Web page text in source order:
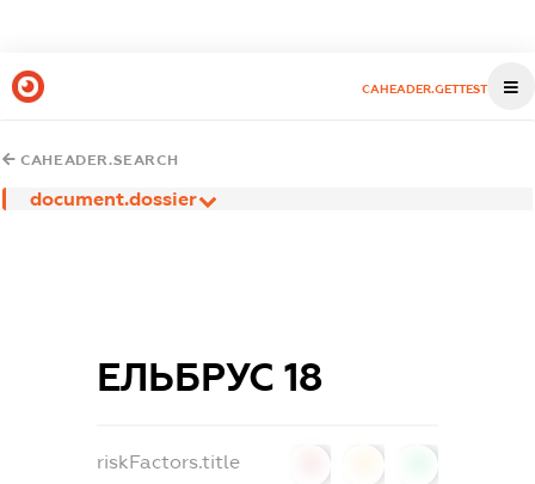
CAHEADER.GETTEST
CAHEADER.SEARCH
document.dossier
ЕЛЬБРУС 18
riskFactors.title